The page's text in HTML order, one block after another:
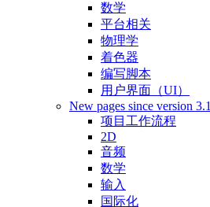
数学
平台相关
物理学
着色器
编写脚本
用户界面（UI）
New pages since version 3.1
项目工作流程
2D
音频
数学
输入
国际化